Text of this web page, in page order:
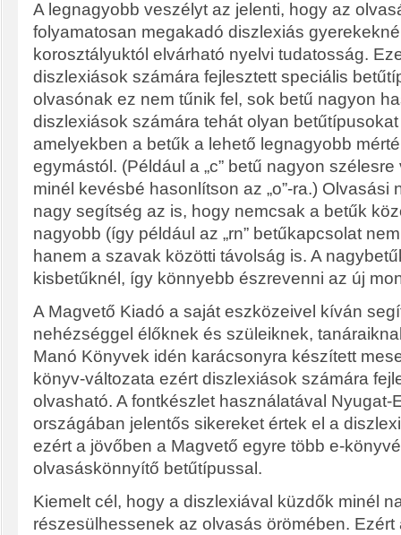
A legnagyobb veszélyt az jelenti, hogy az
folyamatosan megakadó diszlexiás
korosztályuktól elvárható nyelvi tudatosság.
diszlexiások számára fejlesztett speciális
olvasónak ez nem tűnik fel, sok betű nagyon
diszlexiások számára tehát olyan
amelyekben a betűk a lehető legnagyobb
egymástól. (Például a „c” betű nagyon
minél kevésbé hasonlítson az „o”-ra.) Olvasási
nagy segítség az is, hogy nemcsak a betűk
nagyobb (így például az „rn” betűkapcsolat
hanem a szavak közötti távolság is. A
kisbetűknél, így könnyebb észrevenni az új
A Magvető Kiadó a saját eszközeivel kíván
nehézséggel élőknek és szüleiknek,
Manó Könyvek idén karácsonyra készített
könyv-változata ezért diszlexiások számára
olvasható. A fontkészlet használatával Nyugat-
országában jelentős sikereket értek el a
ezért a jövőben a Magvető egyre több e-
olvasáskönnyítő betűtípussal.
Kiemelt cél, hogy a diszlexiával küzdők minél
részesülhessenek az olvasás örömében. Ezért